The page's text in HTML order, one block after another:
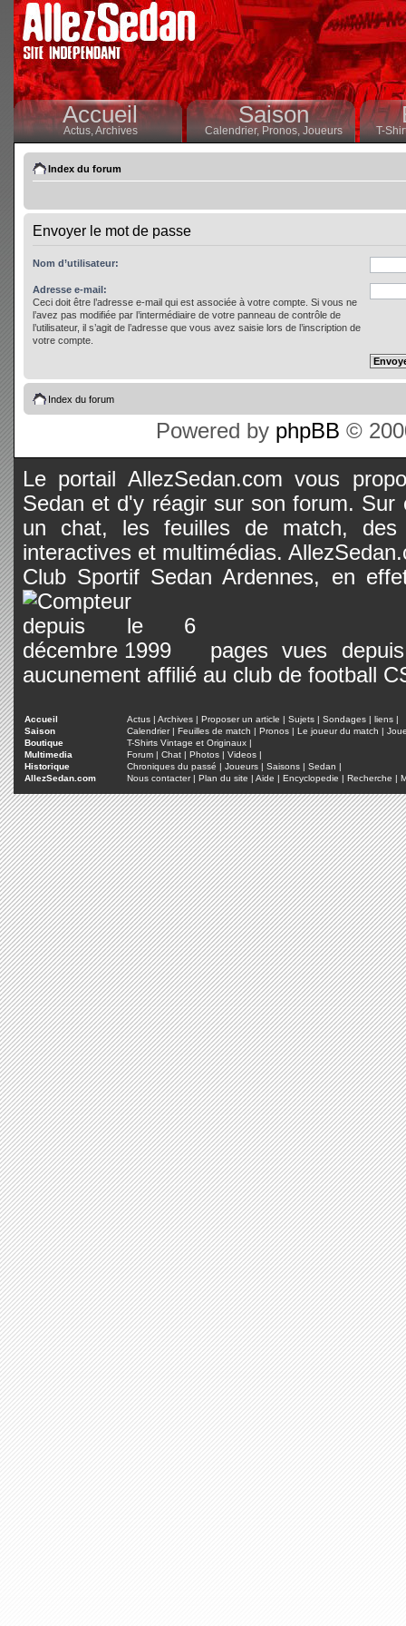
Accueil
Actus,Archives
Saison
Calendrier,Pronos, Joueurs T-
Index du forum
Envoyer le mot de passe
Nom d’utilisateur:
Adresse e-mail:
Ceci doit être l’adresse e-mail qui est associée à votre compte. Si vous ne
l’avez pas modifiée par l’intermédiaire de votre panneau de contrôle de
l’utilisateur, il s’agit de l’adresse que vous avez saisie lors de l’inscription de
votre compte.
Index du forum
Powered by phpBB ©
Le portail AllezSedan.com vous
Sedan et d'y réagir sur son forum.
un chat, les feuilles de match, des
interactives et multimédias.
Club Sportif Sedan Ardennes, en
pages vues
aucunement affilié au club de football
Accueil Actus | Archives | Proposer un article | Sujets | Sondages | liens |
Saison
Calendrier| Feuilles de match | Pronos | Le joueur du match |
Boutique
T-Shirts Vintage et Originaux |
Multimedia
Forum | Chat | Photos | Videos |
Historique
Chroniques du passé | Joueurs | Saisons | Sedan |
AllezSedan.com
Nous contacter| Plan du site | Aide | Encyclopedie | Recherche |